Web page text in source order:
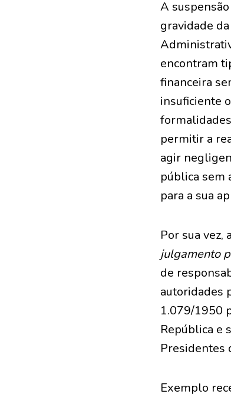
A
gravidade
encontram
financeira
insuficiente
permitir a
agir
pública sem
para a sua
Por sua vez,
julgamento
de
autoridades
1.079/1950
República e
Presidentes
Exemplo